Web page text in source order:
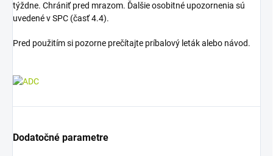
týždne. Chrániť pred mrazom. Ďalšie osobitné upozornenia sú
uvedené v SPC (časť 4.4).
Pred použitím si pozorne prečítajte príbalový leták alebo návod.
Dodatočné parametre